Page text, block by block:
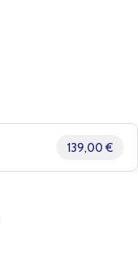
139,00 €